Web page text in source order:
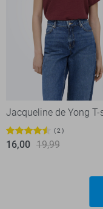
Jacqueline de Yong T-
2
16,00 19,99